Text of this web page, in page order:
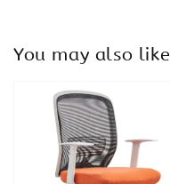
You may also like